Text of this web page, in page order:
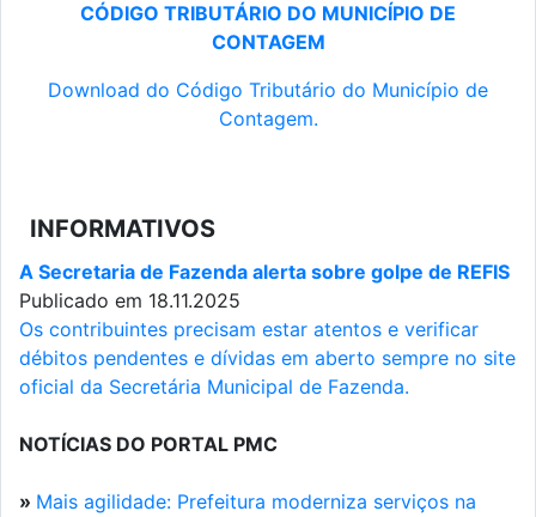
CÓDIGO TRIBUTÁRIO DO MUNICÍPIO DE
CONTAGEM
Download do Código Tributário do Município de
Contagem.
INFORMATIVOS
A Secretaria de Fazenda alerta sobre golpe de REFIS
Publicado em 18.11.2025
Os contribuintes precisam estar atentos e verificar
débitos pendentes e dívidas em aberto sempre no site
oficial da Secretária Municipal de Fazenda.
NOTÍCIAS DO PORTAL PMC
» Mais agilidade: Prefeitura moderniza serviços na